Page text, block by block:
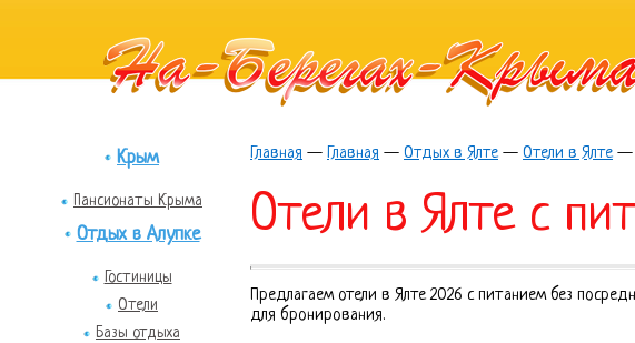
Крым
Пансионаты Крыма
Отдых в Алупке
Гостиницы
Отели
Базы отдыха
Главная — Главная — Отдых в Ялте — Отели в Ялте —
Отели в Ялте с
Предлагаем отели в Ялте 2026 с питанием без
для бронирования.